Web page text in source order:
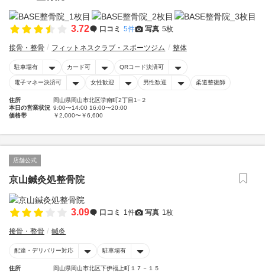
3.72 口コミ 5件 写真 5枚
接骨・整骨 フィットネスクラブ・スポーツジム 整体
駐車場有 カード可 QRコード決済可
電子マネー決済可 女性歓迎 男性歓迎 柔道整復師
住所
岡山県岡山市北区学南町2丁目1−２
本日の営業状況 9:00〜14:00 16:00〜20:00
価格帯
￥2,000〜￥6,600
店舗公式
京山鍼灸処整骨院
3.09 口コミ 1件 写真 1枚
接骨・整骨 鍼灸
配達・デリバリー対応 駐車場有
住所
岡山県岡山市北区下伊福上町１７－１５